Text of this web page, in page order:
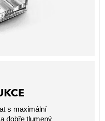
s maximální
dobře tlumený